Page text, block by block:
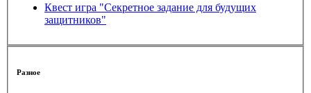
Квест игра "Секретное задание для будущих
защитников"
Разное